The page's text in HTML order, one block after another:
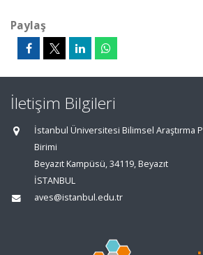
Paylaş
İletişim Bilgileri
İstanbul Üniversitesi Bilimsel Araştırma
Birimi
Beyazıt Kampüsü, 34119, Beyazıt
İSTANBUL
aves@istanbul.edu.tr